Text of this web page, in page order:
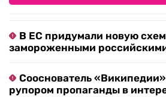
В ЕС придумали новую
замороженными
Сооснователь
рупором пропаганды в